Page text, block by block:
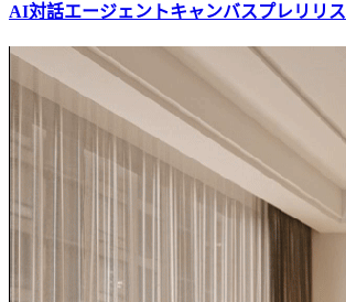
AI対話エージェントキャンバスプレリリス